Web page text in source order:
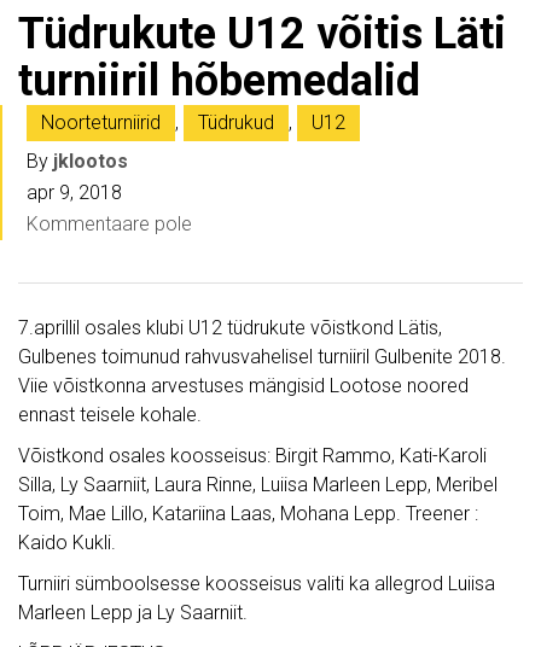
Tüdrukute U12 võitis Läti
turniiril hõbemedalid
Noorteturniirid , Tüdrukud ,
U12
By jklootos
apr 9, 2018
Kommentaare pole
7.aprillil osales klubi U12 tüdrukute võistkond Lätis,
Gulbenes toimunud rahvusvahelisel turniiril Gulbenite 2018.
Viie võistkonna arvestuses mängisid Lootose noored
ennast teisele kohale.
Võistkond osales koosseisus: Birgit Rammo, Kati-Karoli
Silla, Ly Saarniit, Laura Rinne, Luiisa Marleen Lepp, Meribel
Toim, Mae Lillo, Katariina Laas, Mohana Lepp. Treener :
Kaido Kukli.
Turniiri sümboolsesse koosseisus valiti ka allegrod Luiisa
Marleen Lepp ja Ly Saarniit.